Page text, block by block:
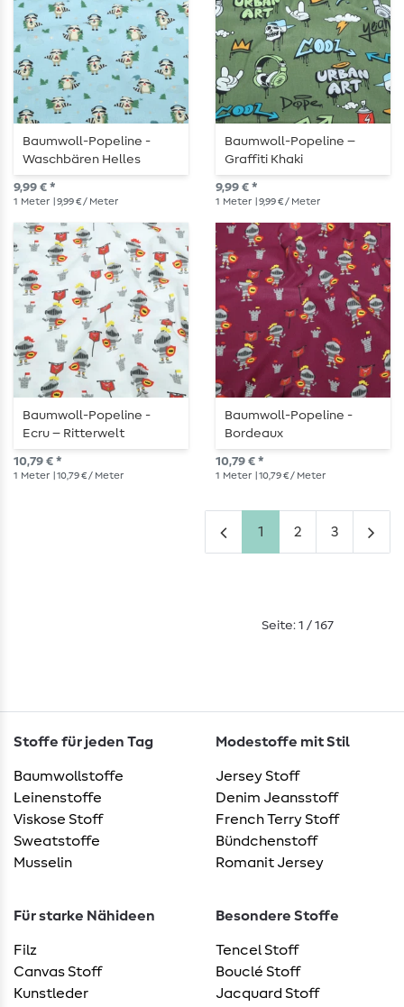
Baumwoll-Popeline -
Waschbären Helles
Jeansblau
9,99 € *
1 Meter | 9,99 € / Meter
Baumwoll-Popeline –
Graffiti Khaki
9,99 € *
1 Meter | 9,99 € / Meter
Baumwoll-Popeline -
Ecru – Ritterwelt
10,79 € *
1 Meter | 10,79 € / Meter
Baumwoll-Popeline -
Bordeaux
10,79 € *
1 Meter | 10,79 € / Meter
1 2 3
Seite: 1 / 167
Stoffe für jeden Tag
Baumwollstoffe
Leinenstoffe
Viskose Stoff
Sweatstoffe
Musselin
Modestoffe mit Stil
Jersey Stoff
Denim Jeansstoff
French Terry Stoff
Bündchenstoff
Romanit Jersey
Für starke Nähideen
Filz
Canvas Stoff
Kunstleder
Besondere Stoffe
Tencel Stoff
Bouclé Stoff
Jacquard Stoff